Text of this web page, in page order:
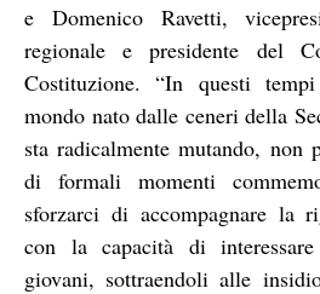
e Domenico Ravetti,
regionale e presidente del
Costituzione. “In questi
mondo nato dalle ceneri della
sta radicalmente mutando, non
di formali momenti
sforzarci di accompagnare la
con la capacità di
giovani, sottraendoli alle